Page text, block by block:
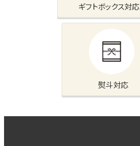
ギフトボックス対応
熨斗対応